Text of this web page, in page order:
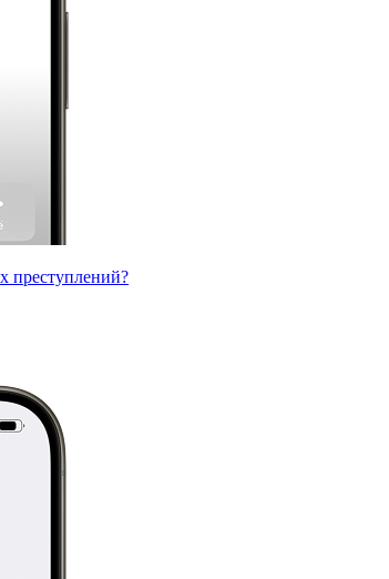
преступлений?